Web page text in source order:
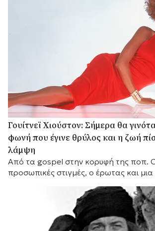
Γουίτνεϊ Χιούστον: Σήμερα θα
φωνή που έγινε θρύλος και η ζωή
λάμψη
Από τα gospel στην κορυφή της ποπ.
προσωπικές στιγμές, ο έρωτας και